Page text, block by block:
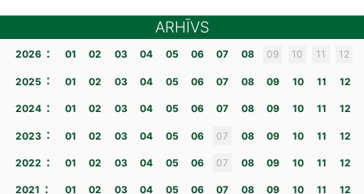
ARHĪVS
2026 : 01 02 03 04 05 06 07 08 09 10 11 12
2025 : 01 02 03 04 05 06 07 08 09 10 11 12
2024 : 01 02 03 04 05 06 07 08 09 10 11 12
2023 : 01 02 03 04 05 06 07 08 09 10 11 12
2022 : 01 02 03 04 05 06 07 08 09 10 11 12
2021 : 01 02 03 04 05 06 07 08 09 10 11 12